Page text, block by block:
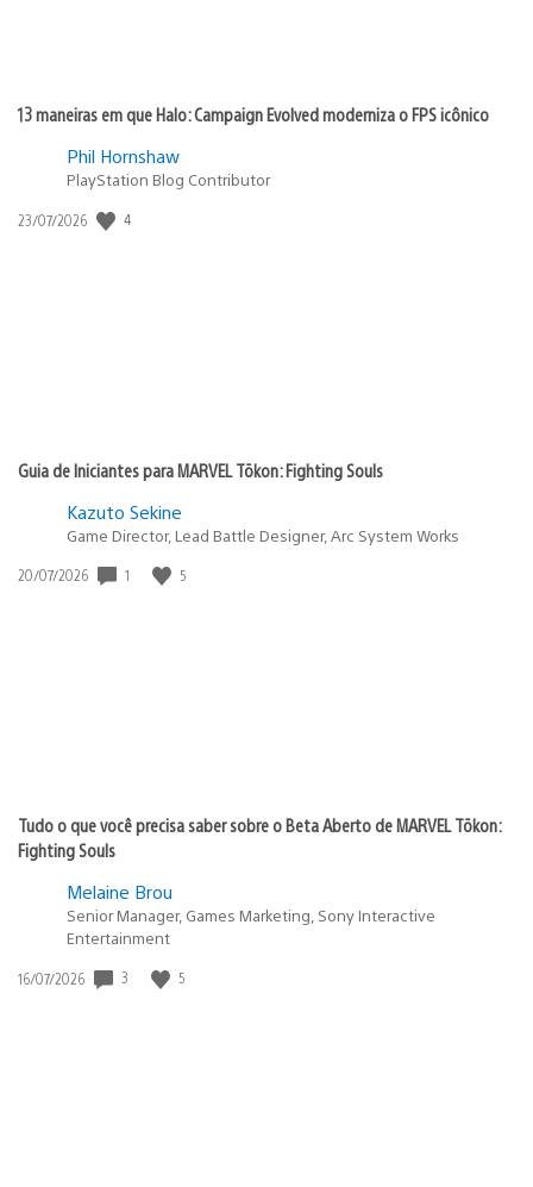
13 maneiras em que Halo: Campaign Evolved moderniza o FPS icônico
Phil Hornshaw
PlayStation Blog Contributor
Data
23/07/2026 4
Guia de Iniciantes para MARVEL Tōkon: Fighting Souls
Kazuto Sekine
Game Director, Lead Battle Designer, Arc System Works
Data
20/07/2026 1 5
Tudo o que você precisa saber sobre o Beta Aberto de MARVEL Tōkon:
Fighting Souls
Melaine Brou
Senior Manager, Games Marketing, Sony Interactive
Entertainment
Data
16/07/2026 3 5